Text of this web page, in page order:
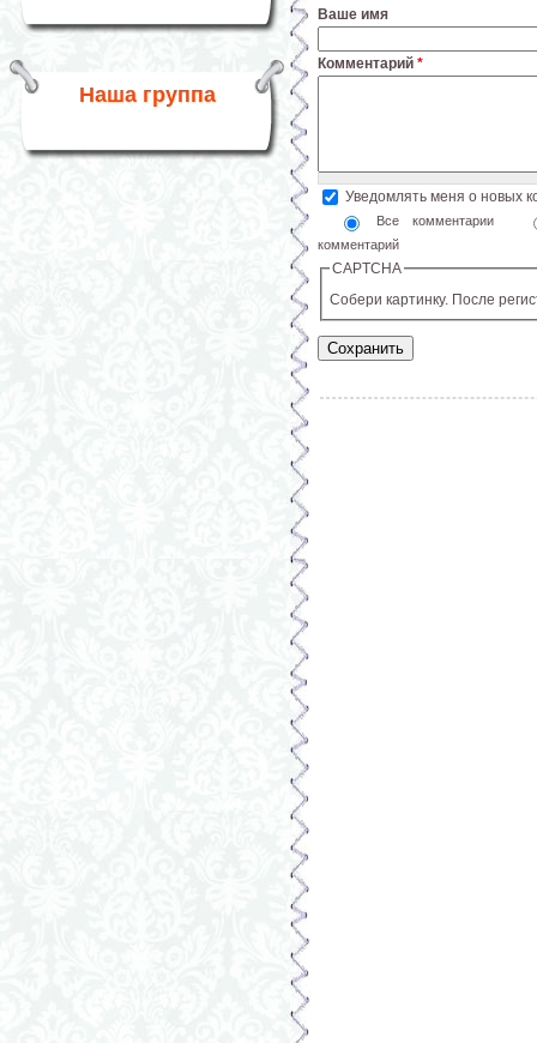
Наша группа
Ваше имя
Комментарий *
Уведомлять меня о новых
Все комментарии
комментарий
CAPTCHA
Собери картинку. После